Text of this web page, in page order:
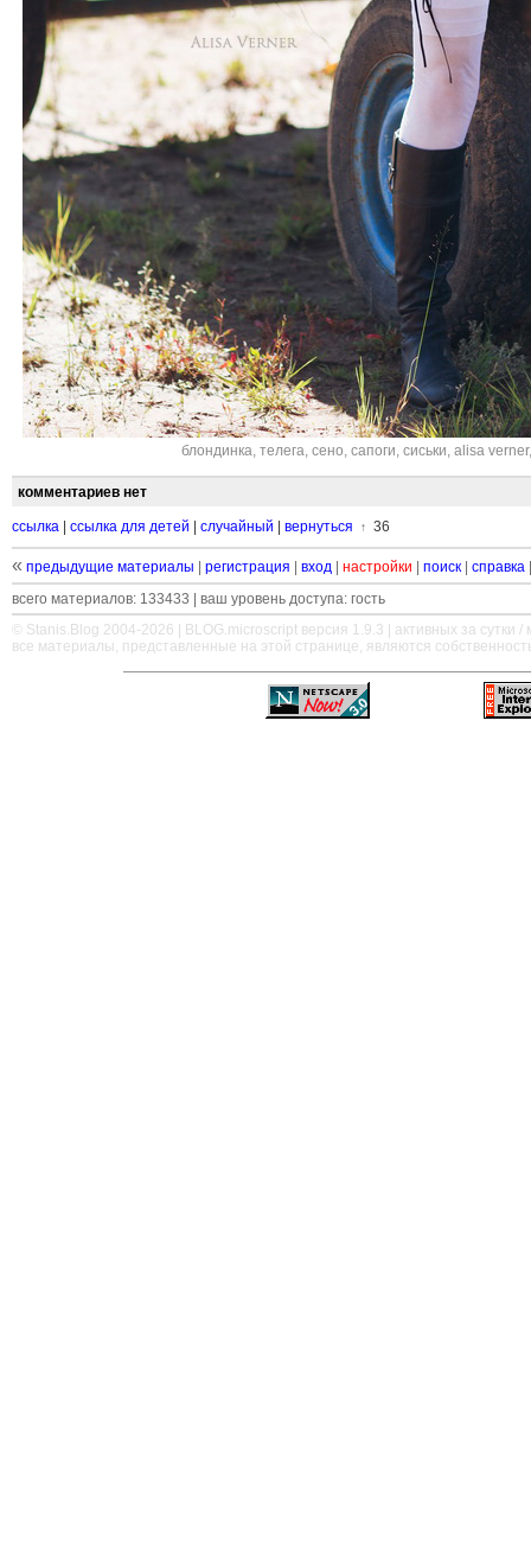
блондинка, телега, сено, сапоги, сиськи, alisa verner
комментариев нет
ссылка ссылка для детей случайный вернуться ↑ 36
« предыдущие материалы регистрация вход настройки поиск справка
всего материалов: 133433 | ваш уровень доступа: гость
© Stanis.Blog 2004-2026 |
BLOG.microscript версия 1.9.3 | активных за сутки /
все материалы, представленные на этой странице, являются
—————————————————————